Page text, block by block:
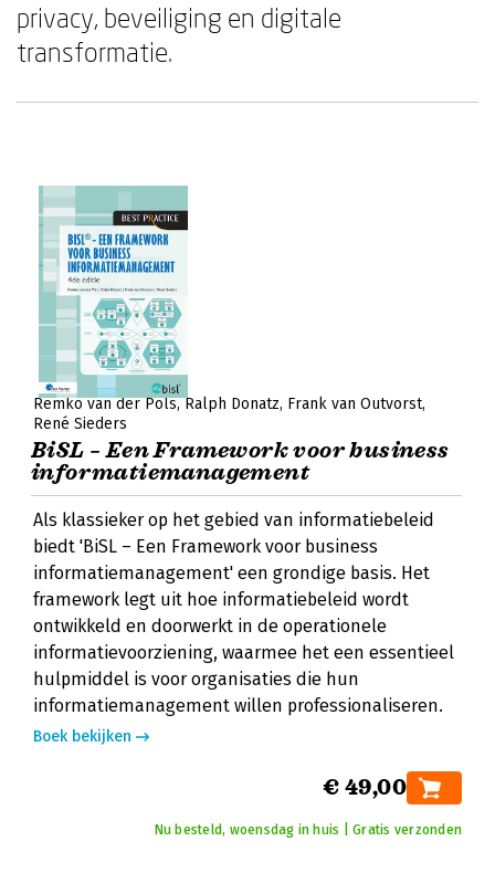
privacy, beveiliging en digitale
transformatie.
Remko van der Pols Ralph Donatz Frank van Outvorst
René Sieders
BiSL – Een Framework voor business
informatiemanagement
Als klassieker op het gebied van informatiebeleid
biedt 'BiSL – Een Framework voor business
informatiemanagement' een grondige basis. Het
framework legt uit hoe informatiebeleid wordt
ontwikkeld en doorwerkt in de operationele
informatievoorziening, waarmee het een essentieel
hulpmiddel is voor organisaties die hun
informatiemanagement willen professionaliseren.
Boek bekijken
€ 49,00
Nu besteld, woensdag in huis | Gratis verzonden